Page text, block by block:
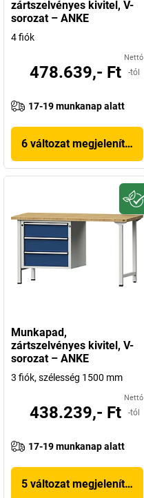
zártszelvényes kivitel, V-
sorozat – ANKE
4 fiók
Nettó
478.639,- Ft -tól
17-19 munkanap alatt
6 változat megjelenítése
Munkapad,
zártszelvényes kivitel, V-
sorozat – ANKE
3 fiók, szélesség 1500 mm
Nettó
438.239,- Ft -tól
17-19 munkanap alatt
5 változat megjelenítése